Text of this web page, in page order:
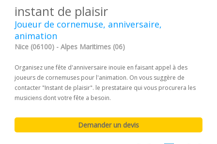
instant de plaisir
Joueur de cornemuse, anniversaire,
animation
Nice (06100) - Alpes Maritimes (06)
Organisez une fête d'anniversaire inouïe en faisant appel à des
joueurs de cornemuses pour l'animation. On vous suggère de
contacter "Instant de plaisir". le prestataire qui vous procurera les
musiciens dont votre fête a besoin.